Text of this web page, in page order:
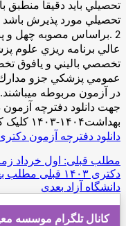
تحصيلي بايد دقيقاً منطبق
تحصيلي مورد پذيرش باشد
. 2
عالي برنامه ريزي علوم
تخصصي باليني و يافوق
عمومي پزشكي جزو
در آزمون مربوطه ميباشند.
جهت دانلود دفترچه
بهداشت۱۴۰۴-۱۴۰۳ کلیک کنید
دانلود دفترچه آزمون دکتری
مطلب قبلی: اول خرداد
دکتری ۱۴۰۳
قبلی مطلب
دانشگاه آزاد بعدی
کانال تلگرام موسسه